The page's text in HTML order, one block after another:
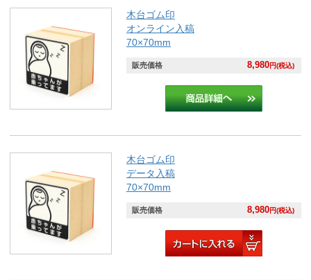
木台ゴム印
オンライン入稿
70×70mm
販売価格 8,980円(税込)
木台ゴム印
データ入稿
70×70mm
販売価格 8,980円(税込)